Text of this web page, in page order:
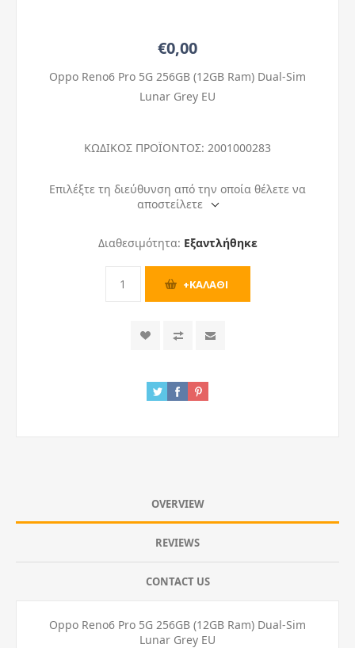
€0,00
Oppo Reno6 Pro 5G 256GB (12GB Ram) Dual-Sim
Lunar Grey EU
ΚΩΔΙΚΟΣ ΠΡΟΪΟΝΤΟΣ: 2001000283
Επιλέξτε τη διεύθυνση από την οποία θέλετε να
αποστείλετε
Διαθεσιμότητα: Εξαντλήθηκε
OVERVIEW
REVIEWS
CONTACT US
Oppo Reno6 Pro 5G 256GB (12GB Ram) Dual-Sim
Lunar Grey EU